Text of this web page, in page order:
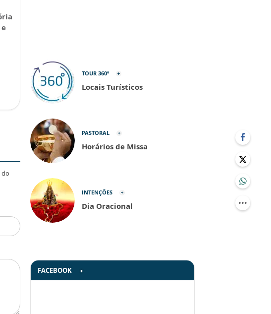
do
TOUR 360º
Locais Turísticos
PASTORAL
Horários de Missa
INTENÇÕES
Dia Oracional
FACEBOOK